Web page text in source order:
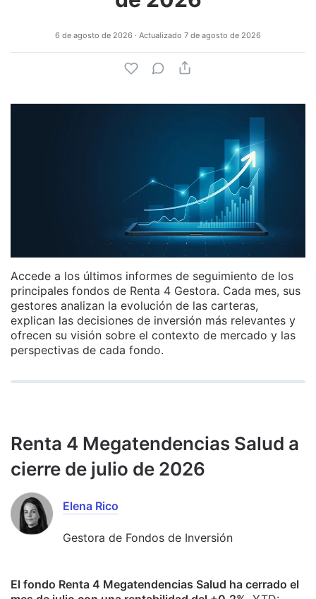
6 de agosto de 2026 · Actualizado 7 de agosto de 2026
Accede a los últimos informes de seguimiento de los
principales fondos de Renta 4 Gestora. Cada mes, sus
gestores analizan la evolución de las carteras,
explican las decisiones de inversión más relevantes y
ofrecen su visión sobre el contexto de mercado y las
perspectivas de cada fondo.
Renta 4 Megatendencias Salud a
cierre de julio de 2026
Elena Rico
Gestora de Fondos de Inversión
El fondo Renta 4 Megatendencias Salud ha cerrado el